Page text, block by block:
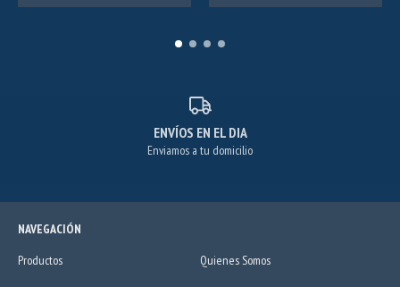
ENVÍOS EN EL DIA
Enviamos a tu domicilio
NAVEGACIÓN
Productos
Quienes Somos